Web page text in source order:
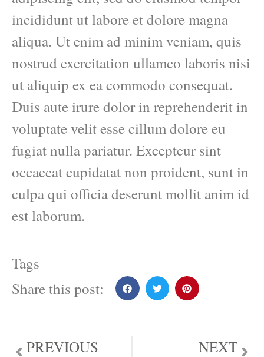
incididunt ut labore et dolore magna
aliqua. Ut enim ad minim veniam, quis
nostrud exercitation ullamco laboris nisi
ut aliquip ex ea commodo consequat.
Duis aute irure dolor in reprehenderit in
voluptate velit esse cillum dolore eu
fugiat nulla pariatur. Excepteur sint
occaecat cupidatat non proident, sunt in
culpa qui officia deserunt mollit anim id
est laborum.
Tags
Share this post:
PREVIOUS NEXT